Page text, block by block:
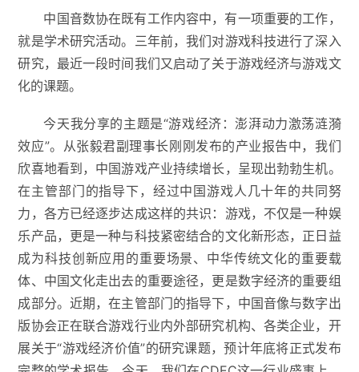
中国音数协在既有工作内容中，有一项重要的工作，
就是学术研究活动。三年前，我们对游戏科技进行了深入
研究，最近一段时间我们又启动了关于游戏经济与游戏文
化的课题。
今天我分享的主题是“游戏经济：澎湃动力激荡涟漪
效应”。从张毅君副理事长刚刚发布的产业报告中，我们
欣喜地看到，中国游戏产业持续增长，呈现出勃勃生机。
在主管部门的指导下，经过中国游戏人几十年的共同努
力，各方已经逐步达成这样的共识：游戏，不仅是一种娱
乐产品，更是一种与科技紧密结合的文化新形态，正日益
成为科技创新应用的重要场景、中华传统文化的重要载
体、中国文化走出去的重要途径，更是数字经济的重要组
成部分。近期，在主管部门的指导下，中国音像与数字出
版协会正在联合游戏行业内外部研究机构、各类企业，开
展关于“游戏经济价值”的研究课题，预计年底将正式发布